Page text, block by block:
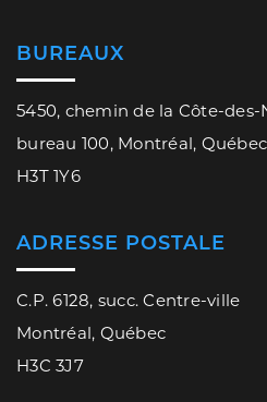
BUREAUX
5450, chemin de la Côte-des-
bureau 100, Montréal, Québec
H3T 1Y6
ADRESSE POSTALE
C.P. 6128, succ. Centre-ville
Montréal, Québec
H3C 3J7